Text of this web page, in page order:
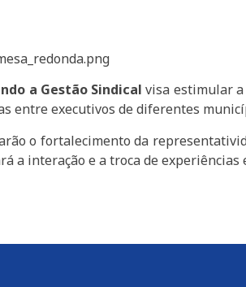
a Gestão Sindical visa estimular a
entre executivos de diferentes
o fortalecimento da
a interação e a troca de